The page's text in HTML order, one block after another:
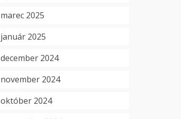
marec 2025
január 2025
december 2024
november 2024
október 2024